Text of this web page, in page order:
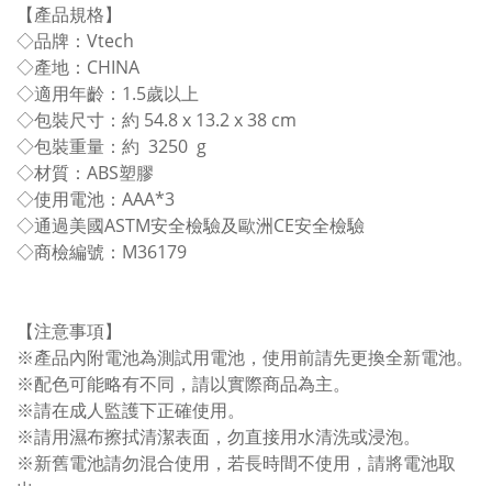
【產品規格】
◇品牌：Vtech
◇產地：CHINA
◇適用年齡：1.5歲以上
◇包裝尺寸：約 54.8 x 13.2 x 38 cm
◇包裝重量：約 3250 g
◇材質：ABS塑膠
◇使用電池：AAA*3
◇通過美國ASTM安全檢驗及歐洲CE安全檢驗
◇商檢編號：M36179
【注意事項】
※產品內附電池為測試用電池，使用前請先更換全新電池。
※配色可能略有不同，請以實際商品為主。
※請在成人監護下正確使用。
※請用濕布擦拭清潔表面，勿直接用水清洗或浸泡。
※新舊電池請勿混合使用，若長時間不使用，請將電池取